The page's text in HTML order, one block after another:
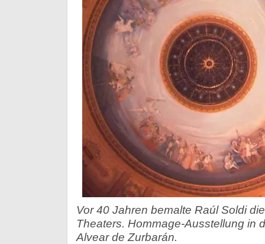
Vor 40 Jahren bemalte Raúl Soldi
Theaters. Hommage-Ausstellung in
Alvear de Zurbarán.